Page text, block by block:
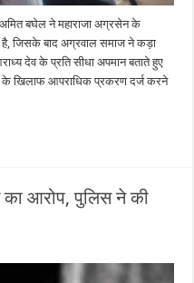
बघेल ने महाराजा अग्रसेन के
जिसके बाद अग्रवाल समाज ने कड़ा
देव के प्रति सीधा अपमान बताते हुए
खिलाफ आपराधिक प्रकरण दर्ज करने
का आरोप, पुलिस ने की